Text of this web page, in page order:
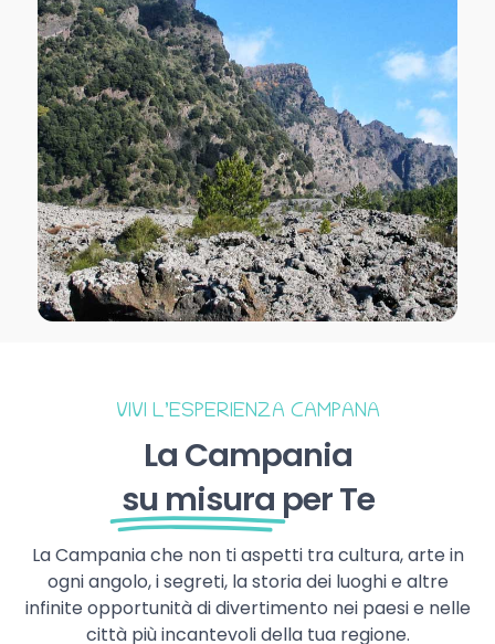
VIVI L’ESPERIENZA CAMPANA
La Campania
su misura per Te
La Campania che non ti aspetti tra cultura, arte in
ogni angolo, i segreti, la storia dei luoghi e altre
infinite opportunità di divertimento nei paesi e nelle
città più incantevoli della tua regione.